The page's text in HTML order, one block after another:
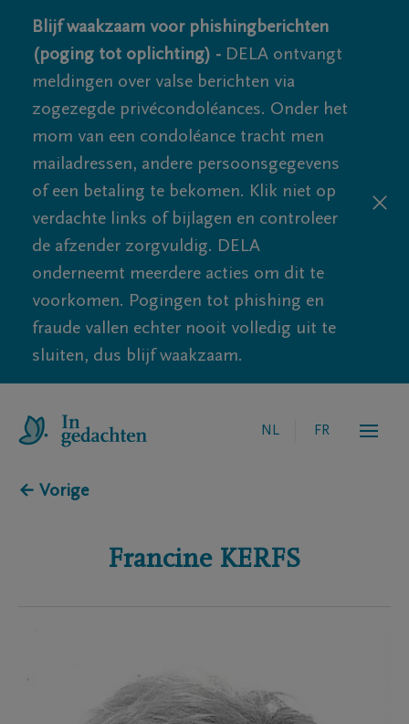
Blijf waakzaam voor phishingberichten
(poging tot oplichting) - DELA ontvangt
meldingen over valse berichten via
zogezegde privécondoléances. Onder het
mom van een condoléance tracht men
mailadressen, andere persoonsgegevens
of een betaling te bekomen. Klik niet op
verdachte links of bijlagen en controleer
de afzender zorgvuldig. DELA
onderneemt meerdere acties om dit te
voorkomen. Pogingen tot phishing en
fraude vallen echter nooit volledig uit te
sluiten, dus blijf waakzaam.
NL FR
← Vorige
Francine KERFS